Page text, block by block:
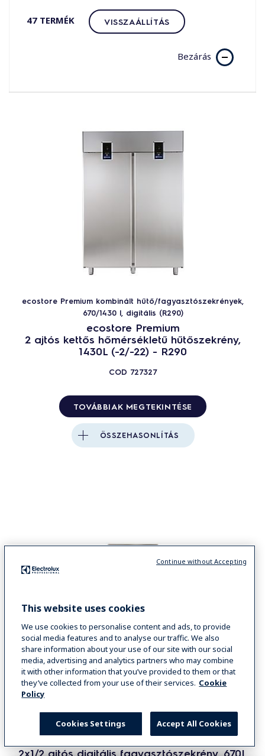
47 TERMÉK VISSZAÁLLÍTÁS
Bezárás
ecostore Premium kombinált hűtő/fagyasztószekrények,
670/1430 l, digitális (R290)
ecostore Premium
2 ajtós kettős hőmérsékletű hűtőszekrény,
1430L (-2/-22) - R290
COD 727327
TOVÁBBIAK MEGTEKINTÉSE
ÖSSZEHASONLÍTÁS
ecostore Premium fagyasztószekrények, 670/1430 l, digitális
(R290)
2x1/2 ajtós digitális fagyasztószekrény, 670L
This website uses cookies
We use cookies to personalise content and ads, to provide
social media features and to analyse our traffic. We also
share information about your use of our site with our social
media, advertising and analytics partners who may combine
it with other information that you’ve provided to them or that
they’ve collected from your use of their services. Cookie
Policy
Accept All Cookies
Cookies Settings
Continue without Accepting